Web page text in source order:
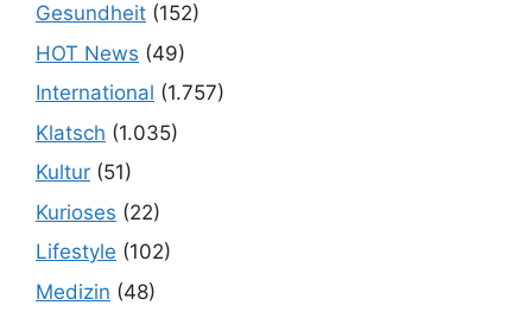
Gesundheit (152)
HOT News (49)
International (1.757)
Klatsch (1.035)
Kultur (51)
Kurioses (22)
Lifestyle (102)
Medizin (48)